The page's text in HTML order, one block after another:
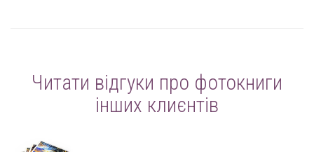
Читати відгуки про фотокниги
інших клиєнтів